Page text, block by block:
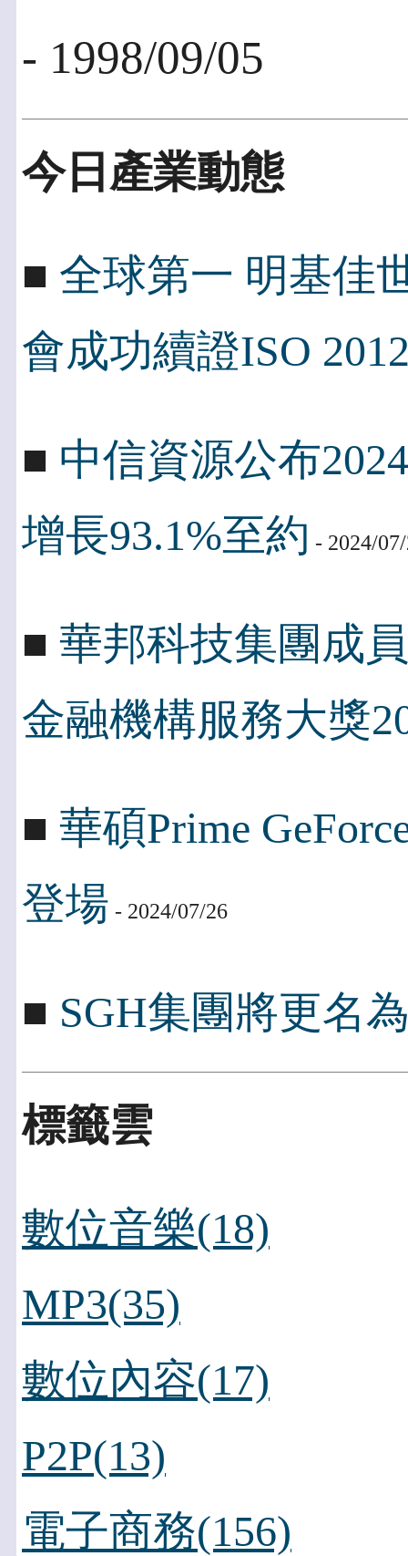
- 1998/09/05
今日產業動態
■ 全球第一 明基佳
會成功續證ISO
■ 中信資源公布
增長93.1%至約 - 2024/
■ 華邦科技集團成
金融機構服務大獎
■ 華碩Prime
登場 - 2024/07/26
■ SGH集團將更名
標籤雲
數位音樂(18)
MP3(35)
數位內容(17)
P2P(13)
電子商務(156)